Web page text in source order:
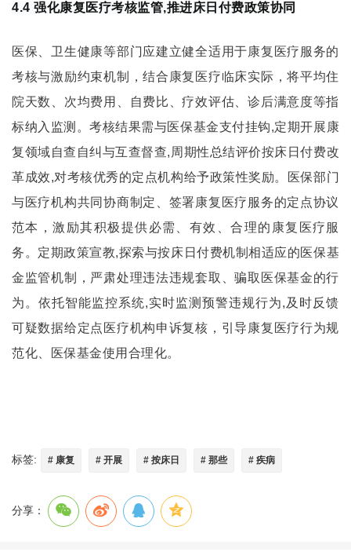
4.4 强化康复医疗考核监管,推进床日付费政策协同
医保、卫生健康等部门应建立健全适用于康复医疗服务的
考核与激励约束机制，结合康复医疗临床实际，将平均住
院天数、次均费用、自费比、疗效评估、诊后满意度等指
标纳入监测。考核结果需与医保基金支付挂钩,定期开展康
复领域自查自纠与互查督查,周期性总结评价按床日付费改
革成效,对考核优秀的定点机构给予政策性奖励。医保部门
与医疗机构共同协商制定、签署康复医疗服务的定点协议
范本，激励其积极提供必需、有效、合理的康复医疗服
务。定期政策宣教,探索与按床日付费机制相适应的医保基
金监管机制，严肃处理违法违规套取、骗取医保基金的行
为。依托智能监控系统,实时监测预警违规行为,及时反馈
可疑数据给定点医疗机构申诉复核，引导康复医疗行为规
范化、医保基金使用合理化。
标签: # 康复 # 开展 # 按床日 # 那些 # 疾病
分享：